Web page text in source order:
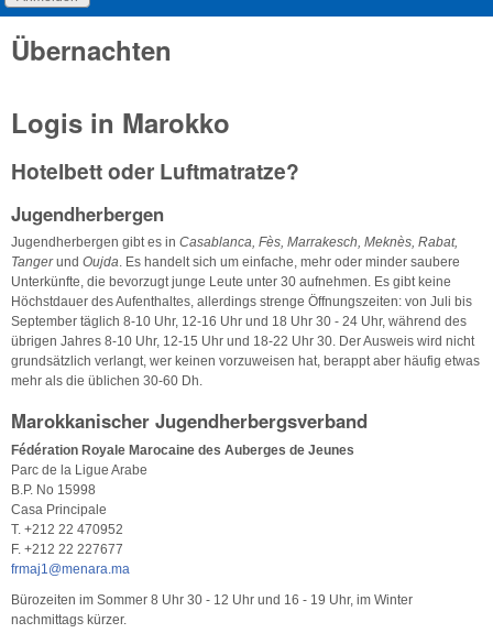
Übernachten
Logis in Marokko
Hotelbett oder Luftmatratze?
Jugendherbergen
Jugendherbergen gibt es in Casablanca, Fès, Marrakesch, Meknès, Rabat,
Tangerund Oujda. Es handelt sich um einfache, mehr oder minder saubere
Unterkünfte, die bevorzugt junge Leute unter 30 aufnehmen. Es gibt keine
Höchstdauer des Aufenthaltes, allerdings strenge Öffnungszeiten: von Juli bis
September täglich 8-10 Uhr, 12-16 Uhr und 18 Uhr 30 - 24 Uhr, während des
übrigen Jahres 8-10 Uhr, 12-15 Uhr und 18-22 Uhr 30. Der Ausweis wird nicht
grundsätzlich verlangt, wer keinen vorzuweisen hat, berappt aber häufig etwas
mehr als die üblichen 30-60 Dh.
Marokkanischer Jugendherbergsverband
Fédération Royale Marocaine des Auberges de Jeunes
Parc de la Ligue Arabe
B.P. No 15998
Casa Principale
T. +212 22 470952
F. +212 22 227677
frmaj1@menara.ma
Bürozeiten im Sommer 8 Uhr 30 - 12 Uhr und 16 - 19 Uhr, im Winter
nachmittags kürzer.